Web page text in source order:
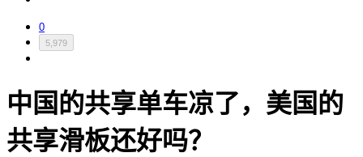
0
5,979
中国的共享单车凉了，美国的
共享滑板还好吗？